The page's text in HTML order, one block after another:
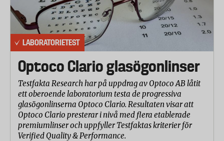
in före det datumet och som uppfyller tidigare
gällande regler, får de varorna säljas ut.
Fakta: Nitrosaminer
Nitrosaminer är kemiska föreningar som som i
djurförsök visat starkt cancerframkallande effekter.
Att de finns i ballonger beror på att de kan uppstå
under tillverkningsprocessen då man vill göra
naturgummi mjukt. Annars anses tobaksrök vara
den största källan till nitrosaminer. Ämnena finns
även i rökta livsmedel.
LABORATORIETEST
Optoco Clario glasögonlinser
Testfakta Research har på uppdrag av Optoco AB låtit
ett oberoende laboratorium testa de progressiva
glasögonlinserna Optoco Clario. Resultaten visar att
Optoco Clario presterar i nivå med flera etablerade
premiumlinser och uppfyller Testfaktas kriterier för
Verified Quality & Performance.